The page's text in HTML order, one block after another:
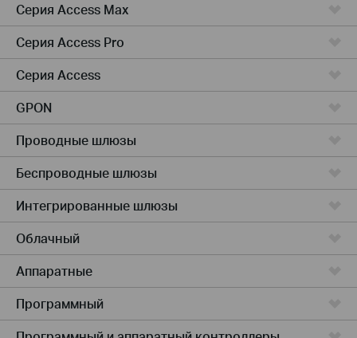
Серия Access Max
Серия Access Pro
Серия Access
GPON
Проводные шлюзы
Беспроводные шлюзы
Интегрированные шлюзы
Облачный
Аппаратные
Программный